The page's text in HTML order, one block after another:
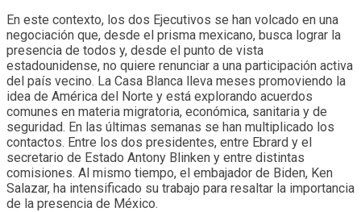
En este contexto, los dos Ejecutivos se han volcado en una
negociación que, desde el prisma mexicano, busca lograr la
presencia de todos y, desde el punto de vista
estadounidense, no quiere renunciar a una participación activa
del país vecino. La Casa Blanca lleva meses promoviendo la
idea de América del Norte y está explorando acuerdos
comunes en materia migratoria, económica, sanitaria y de
seguridad. En las últimas semanas se han multiplicado los
contactos. Entre los dos presidentes, entre Ebrard y el
secretario de Estado Antony Blinken y entre distintas
comisiones. Al mismo tiempo, el embajador de Biden, Ken
Salazar, ha intensificado su trabajo para resaltar la importancia
de la presencia de México.